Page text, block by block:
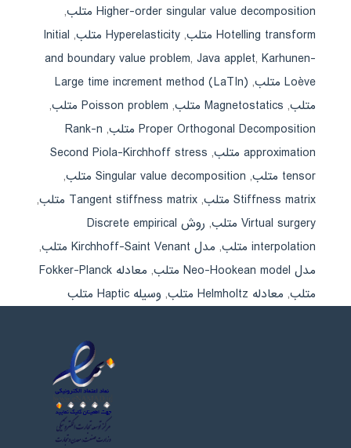
Higher-order singular value decomposition متلب
,
Hotelling transform متلب
, Hyperelasticity متلب ,
Initial
and boundary value problem,Java applet,Karhunen-
Loève متلب
,
Large time increment method (LaTIn)
متلب, Magnetostatics متلب , Poisson problem متلب
,
Proper Orthogonal Decomposition متلب
,
Rank-n
approximation متلب
,
Second Piola-Kirchhoff stress
tensor متلب
, Singular value decomposition متلب
,
Stiffness matrix متلب
, Tangent stiffness matrix متلب
,
Virtual surgery متلب
,
روش Discrete empirical
interpolation متلب
, مدل Kirchhoff-Saint Venant متلب
,
مدل Neo-Hookean model متلب
,
معادله Fokker-Planck
متلب, معادله Helmholtz متلب , وسیله Haptic متلب